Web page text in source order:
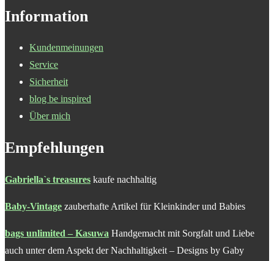
Information
Kundenmeinungen
Service
Sicherheit
blog be inspired
Über mich
Empfehlungen
Gabriella`s treasures kaufe nachhaltig
Baby-Vintage zauberhafte Artikel für Kleinkinder und Babies
bags unlimited – Kasuwa Handgemacht mit Sorgfalt und Liebe
auch unter dem Aspekt der Nachhaltigkeit – Designs by Gaby